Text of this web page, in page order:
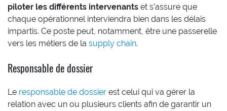
piloter les différents intervenants et s’assure que
chaque opérationnel interviendra bien dans les délais
impartis. Ce poste peut, notamment, être une passerelle
vers les métiers de la supply chain.
Responsable de dossier
Le responsable de dossier est celui qui va gérer la
relation avec un ou plusieurs clients afin de garantir un